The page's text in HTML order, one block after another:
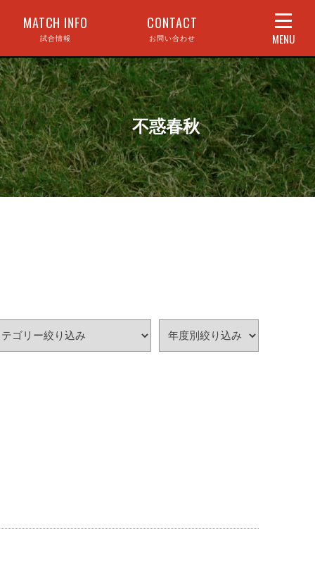
MATCH INFO
試合情報
CONTACT
お問い合わせ MENU
不惑春秋